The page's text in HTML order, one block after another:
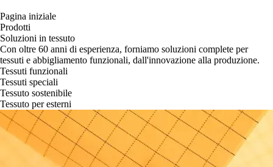
Pagina iniziale
Prodotti
Soluzioni in tessuto
Con oltre 60 anni di esperienza, forniamo soluzioni complete per
tessuti e abbigliamento funzionali, dall'innovazione alla produzione.
Tessuti funzionali
Tessuti speciali
Tessuto sostenibile
Tessuto per esterni